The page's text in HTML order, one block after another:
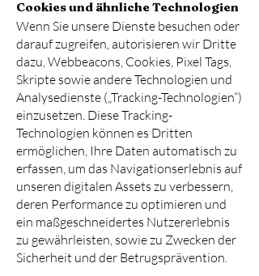
Cookies und ähnliche Technologien
Wenn Sie unsere Dienste besuchen oder
darauf zugreifen, autorisieren wir Dritte
dazu, Webbeacons, Cookies, Pixel Tags,
Skripte sowie andere Technologien und
Analysedienste („Tracking-Technologien“)
einzusetzen. Diese Tracking-
Technologien können es Dritten
ermöglichen, Ihre Daten automatisch zu
erfassen, um das Navigationserlebnis auf
unseren digitalen Assets zu verbessern,
deren Performance zu optimieren und
ein maßgeschneidertes Nutzererlebnis
zu gewährleisten, sowie zu Zwecken der
Sicherheit und der Betrugsprävention.